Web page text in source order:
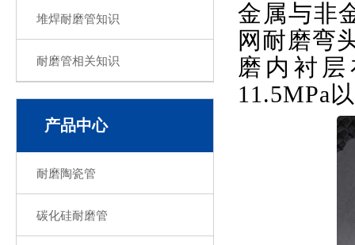
金属与非
网耐磨弯
磨内衬
11.5MPa
堆焊耐磨管知识
耐磨管相关知识
产品中心
耐磨陶瓷管
碳化硅耐磨管